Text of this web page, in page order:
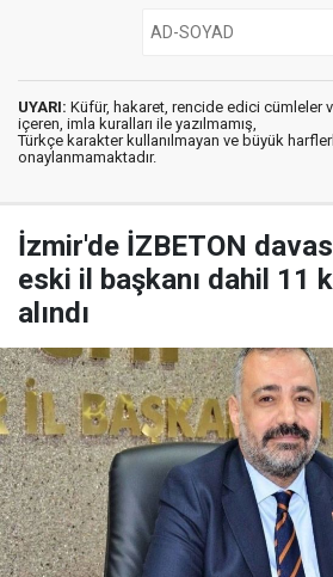
UYARI: Küfür, hakaret, rencide edici cümleler
içeren, imla kuralları ile yazılmamış,
Türkçe karakter kullanılmayan ve büyük
onaylanmamaktadır.
İzmir'de İZBETON
eski il başkanı dahil 11
alındı